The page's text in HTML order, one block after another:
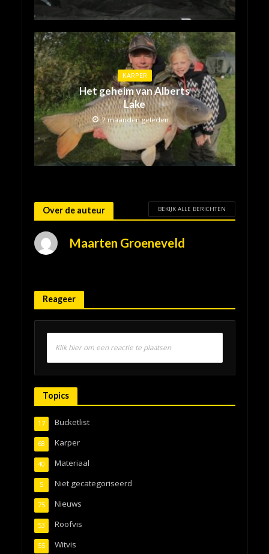
KARPER
Het geheim van Alberts
Lake
2 maanden geleden
Over de auteur BEKIJK ALLE BERICHTEN
Maarten Groeneveld
Reageer
Klik hier om een reactie te plaatsen
Topics
Bucketlist
17
Karper
68
Materiaal
40
Niet gecategoriseerd
5
Nieuws
75
Roofvis
53
Witvis
55